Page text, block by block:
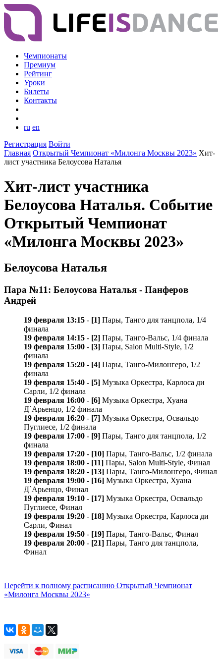
Чемпионаты
Премиум
Рейтинг
Уроки
Билеты
Контакты
ru en
Регистрация Войти
Главная Открытый Чемпионат «Милонга Москвы 2023» Хит-
лист участника Белоусова Наталья
Хит-лист участника
Белоусова Наталья. Событие
Открытый Чемпионат
«Милонга Москвы 2023»
Белоусова Наталья
Пара №11: Белоусова Наталья - Панферов
Андрей
19 февраля 13:15 - [1] Пары, Танго для танцпола, 1/4
финала
19 февраля 14:15 - [2] Пары, Танго-Вальс, 1/4 финала
19 февраля 15:00 - [3] Пары, Salon Multi-Style, 1/2
финала
19 февраля 15:20 - [4] Пары, Танго-Милонгеро, 1/2
финала
19 февраля 15:40 - [5] Музыка Оркестра, Карлосa ди
Сарли, 1/2 финала
19 февраля 16:00 - [6] Музыка Оркестра, Хуана
Д`Арьенцо, 1/2 финала
19 февраля 16:20 - [7] Музыка Оркестра, Освальдо
Пуглиесе, 1/2 финала
19 февраля 17:00 - [9] Пары, Танго для танцпола, 1/2
финала
19 февраля 17:20 - [10] Пары, Танго-Вальс, 1/2 финала
19 февраля 18:00 - [11] Пары, Salon Multi-Style, Финал
19 февраля 18:20 - [13] Пары, Танго-Милонгеро, Финал
19 февраля 19:00 - [16] Музыка Оркестра, Хуана
Д`Арьенцо, Финал
19 февраля 19:10 - [17] Музыка Оркестра, Освальдо
Пуглиесе, Финал
19 февраля 19:20 - [18] Музыка Оркестра, Карлосa ди
Сарли, Финал
19 февраля 19:50 - [19] Пары, Танго-Вальс, Финал
19 февраля 20:00 - [21] Пары, Танго для танцпола,
Финал
Перейти к полному расписанию Открытый Чемпионат
«Милонга Москвы 2023»